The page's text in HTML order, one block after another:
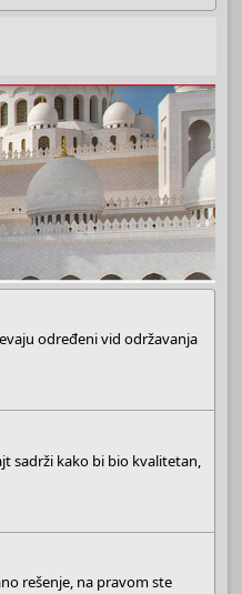
određeni vid održavanja
sadrži kako bi bio kvalitetan,
rešenje, na pravom ste